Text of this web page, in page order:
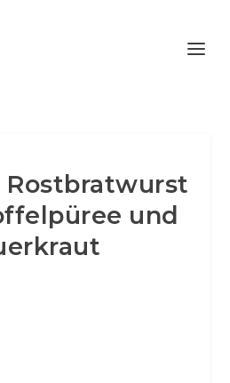
und